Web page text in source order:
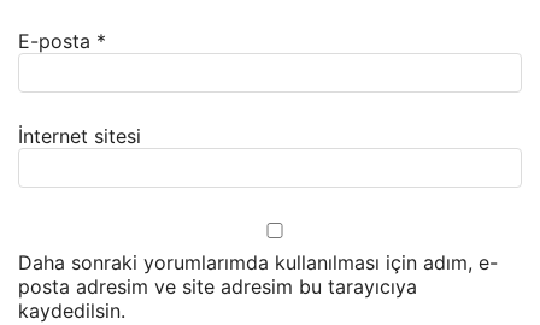
E-posta *
İnternet sitesi
Daha sonraki yorumlarımda kullanılması için adım, e-
posta adresim ve site adresim bu tarayıcıya
kaydedilsin.